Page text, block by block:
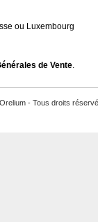
ou Luxembourg
de Vente.
- Tous droits